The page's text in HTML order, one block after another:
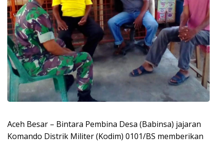
Aceh Besar – Bintara Pembina Desa (Babinsa) jajaran
Komando Distrik Militer (Kodim) 0101/BS memberikan